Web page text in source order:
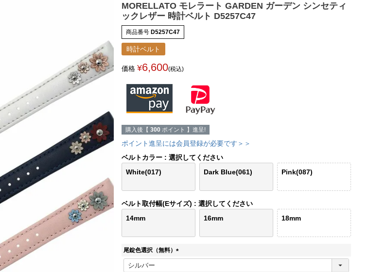
MORELLATO モレラート GARDEN ガーデン シンセティ
ックレザー 時計ベルト D5257C47
商品番号 D5257C47
時計ベルト
価格 ¥6,600(税込)
購入後【 300 ポイント 】進呈!
ポイント進呈には会員登録が必要です＞＞
ベルトカラー
選択してください
White(017)
Dark Blue(061) Pink(087)
ベルト取付幅(Eサイズ)
選択してください
14mm
16mm 18mm
尾錠色選択（無料）
(